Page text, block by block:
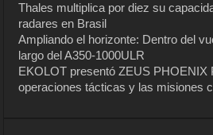
Thales multiplica por diez su
radares en Brasil
Ampliando el horizonte: Dentro del
largo del A350-1000ULR
EKOLOT presentó ZEUS PHOENIX
operaciones tácticas y las misiones